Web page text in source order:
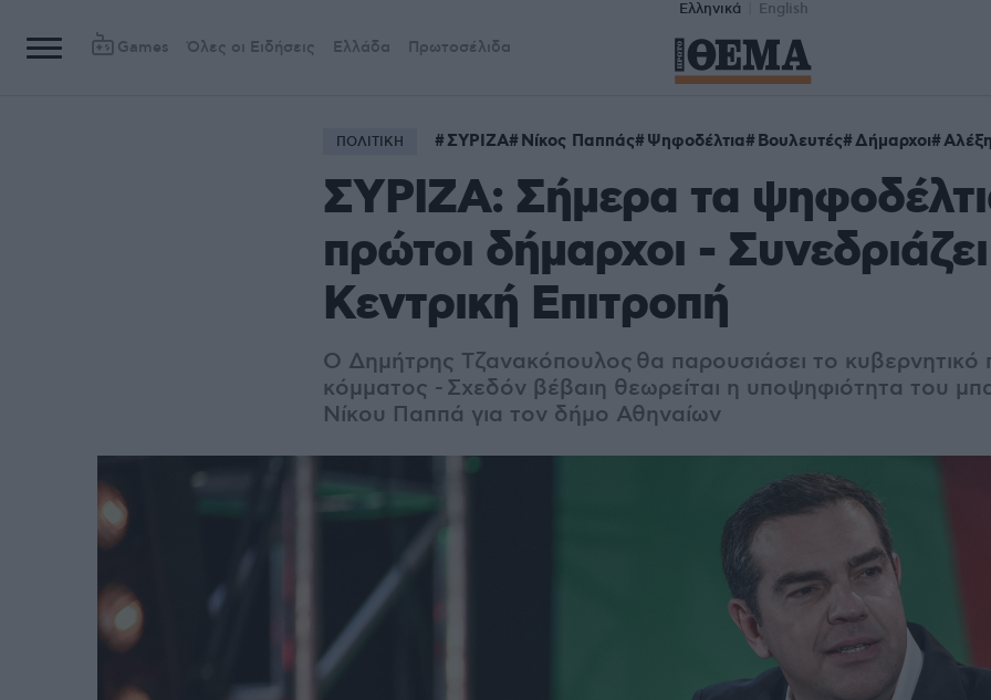
Ελληνικά English
Games Όλες οι Ειδήσεις Ελλάδα Πρωτοσέλιδα
ΠΟΛΙΤΙΚΗ ΣΥΡΙΖΑ Νίκος Παππάς Ψηφοδέλτια Βουλευτές Δήμαρχοι
ΣΥΡΙΖΑ: Σήμερα τα
πρώτοι δήμαρχοι -
Κεντρική Επιτροπή
Ο Δημήτρης Τζανακόπουλος θα παρουσιάσει το
κόμματος - Σχεδόν βέβαιη θεωρείται η υποψηφιότητα του
Νίκου Παππά για τον δήμο Αθηναίων